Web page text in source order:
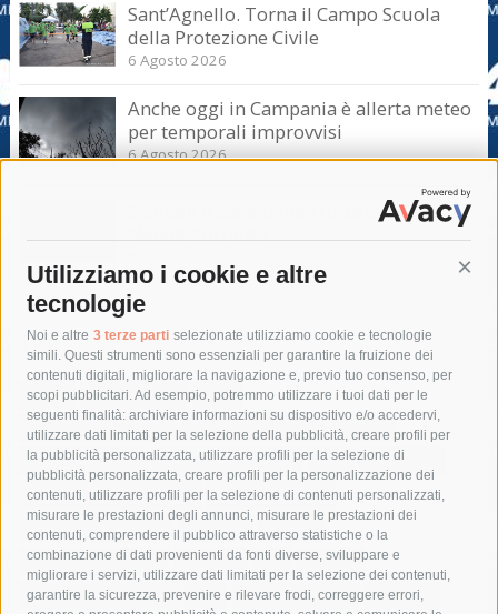
Utilizziamo i cookie e altre
tecnologie
Noi e altre 3 terze parti selezionate utilizziamo cookie e tecnologie
simili. Questi strumenti sono essenziali per garantire la fruizione dei
contenuti digitali, migliorare la navigazione e, previo tuo consenso, per
scopi pubblicitari. Ad esempio, potremmo utilizzare i tuoi dati per le
seguenti finalità: archiviare informazioni su dispositivo e/o accedervi,
utilizzare dati limitati per la selezione della pubblicità, creare profili per
la pubblicità personalizzata, utilizzare profili per la selezione di
pubblicità personalizzata, creare profili per la personalizzazione dei
contenuti, utilizzare profili per la selezione di contenuti personalizzati,
misurare le prestazioni degli annunci, misurare le prestazioni dei
contenuti, comprendere il pubblico attraverso statistiche o la
combinazione di dati provenienti da fonti diverse, sviluppare e
migliorare i servizi, utilizzare dati limitati per la selezione dei contenuti,
garantire la sicurezza, prevenire e rilevare frodi, correggere errori,
Sant’Agnello. Torna il Campo Scuola
della Protezione Civile
6 Agosto 2026
Anche oggi in Campania è allerta meteo
per temporali improvvisi
6 Agosto 2026
Domani e sabato interrotta la linea Eav
Napoli-Sorrento
Tag
acqua allerta meteo
anas
area marina protetta di punta campanella
arresto
Asl Napoli 3 sud
capitaneria di porto capri
carabinieri
castellammare di stabia
circumvesuviana
comune di sorrento
concerto
contagi
costiera amalfitana
covid-19 eav
elezioni
fondazione sorrento
gori guardia costiera incidente